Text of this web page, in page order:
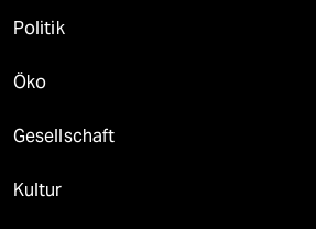
Politik
Öko
Gesellschaft
Kultur